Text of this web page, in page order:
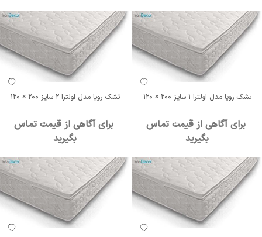
تشک رویا مدل اولترا 1 سایز 200 × 120
برای آگاهی از قیمت تماس
بگیرید
تشک رویا مدل اولترا 2 سایز 200 × 120
برای آگاهی از قیمت تماس
بگیرید